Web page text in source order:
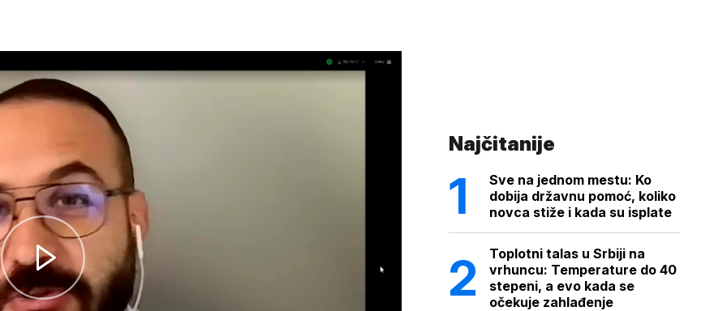
Najčitanije
Sve na jednom mestu: Ko
dobija državnu pomoć, koliko
novca stiže i kada su isplate
Toplotni talas u Srbiji na
vrhuncu: Temperature do 40
stepeni, a evo kada se
očekuje zahlađenje